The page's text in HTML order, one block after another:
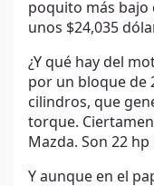
poquito más bajo
unos $24,035
¿Y qué hay del
por un bloque de
cilindros, que
torque.
Mazda. Son 22
Y aunque en el